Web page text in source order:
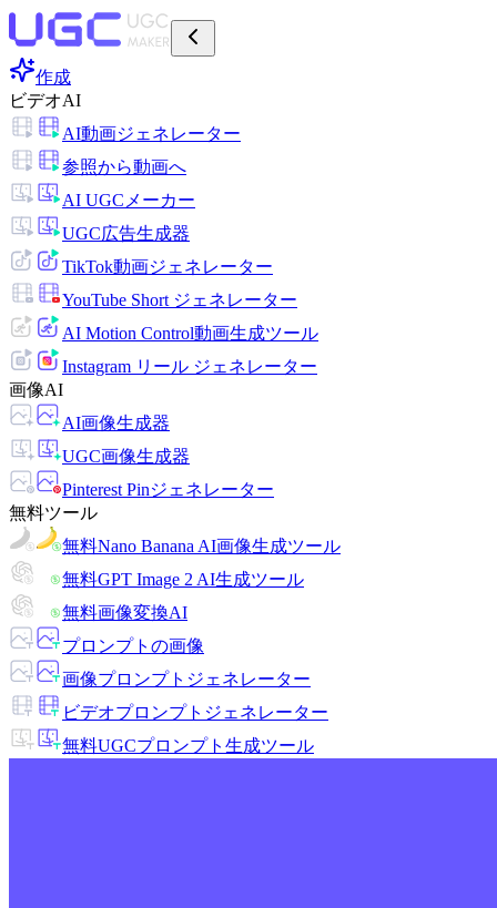
作成
ビデオAI
AI動画ジェネレーター
参照から動画へ
AI UGCメーカー
UGC広告生成器
TikTok動画ジェネレーター
YouTube Short ジェネレーター
AI Motion Control動画生成ツール
Instagram リール ジェネレーター
画像AI
AI画像生成器
UGC画像生成器
Pinterest Pinジェネレーター
無料ツール
無料Nano Banana AI画像生成ツール
無料GPT Image 2 AI生成ツール
無料画像変換AI
プロンプトの画像
画像プロンプトジェネレーター
ビデオプロンプトジェネレーター
無料UGCプロンプト生成ツール